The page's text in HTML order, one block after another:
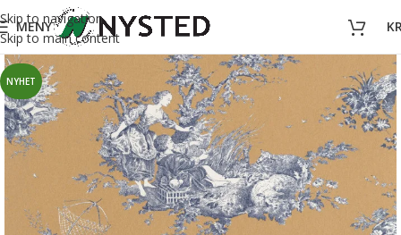
Skip to navigation
Skip to main content
MENY
NYHET